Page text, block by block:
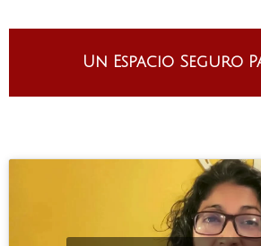
Un Espacio Seguro